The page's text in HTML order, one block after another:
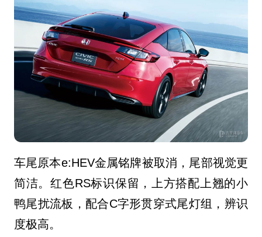
车尾原本e:HEV金属铭牌被取消，尾部视觉更
简洁。红色RS标识保留，上方搭配上翘的小
鸭尾扰流板，配合C字形贯穿式尾灯组，辨识
度极高。